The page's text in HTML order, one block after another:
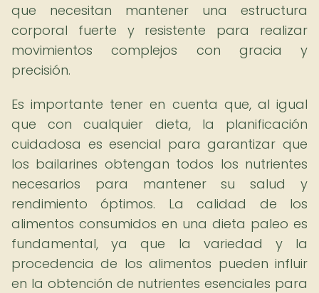
que necesitan mantener una estructura
corporal fuerte y resistente para realizar
movimientos complejos con gracia y
precisión.
Es importante tener en cuenta que, al igual
que con cualquier dieta, la planificación
cuidadosa es esencial para garantizar que
los bailarines obtengan todos los nutrientes
necesarios para mantener su salud y
rendimiento óptimos. La calidad de los
alimentos consumidos en una dieta paleo es
fundamental, ya que la variedad y la
procedencia de los alimentos pueden influir
en la obtención de nutrientes esenciales para